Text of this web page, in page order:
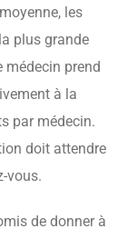
les
plus grande
médecin prend
à la
par médecin.
doit attendre
vous.
de donner à